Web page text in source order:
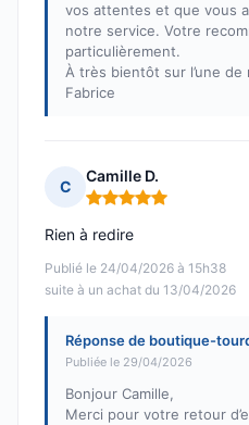
vos attentes et que vous
notre service. Votre
particulièrement.
À très bientôt sur l’une
Fabrice
C
Camille D.
Note : 5 sur 5
Publié le 24/04/2026 à 15h38
suite à un achat du 13/04/2026
Rien à redire
Réponse de boutique-
Publiée le 29/04/2026
Bonjour Camille,
Merci pour votre retour